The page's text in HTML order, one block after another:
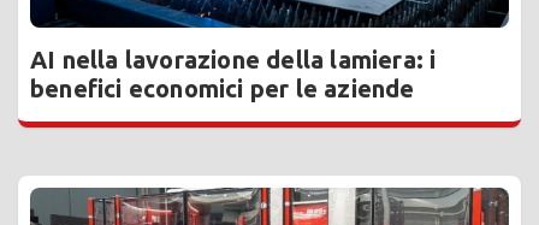
AI nella lavorazione della lamiera: i
benefici economici per le aziende